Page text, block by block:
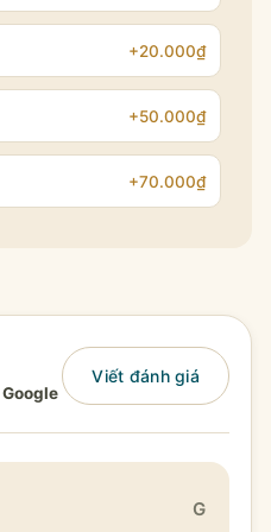
+20.000₫
+50.000₫
+70.000₫
Google
Viết đánh giá
G